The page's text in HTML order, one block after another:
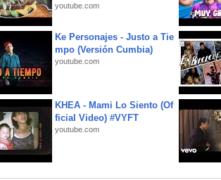
youtube.com
Ke Personajes - Justo a Tie
mpo (Versión Cumbia)
youtube.com
KHEA - Mami Lo Siento (Of
ficial Video) #VYFT
youtube.com